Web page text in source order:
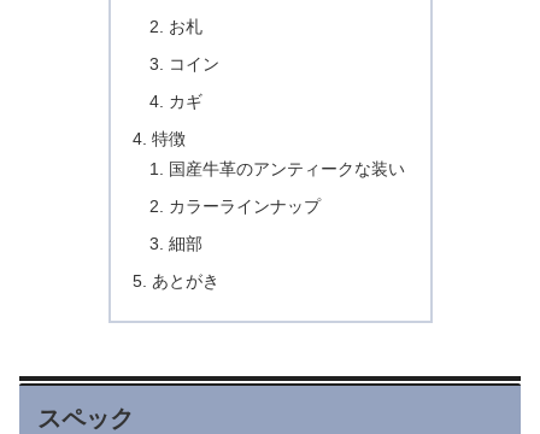
お札
コイン
カギ
特徴
国産牛革のアンティークな装い
カラーラインナップ
細部
あとがき
スペック